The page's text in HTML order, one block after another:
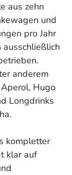
aus zehn
und
pro Jahr
anderem
Hugo
Longdrinks
kompletter
klar auf